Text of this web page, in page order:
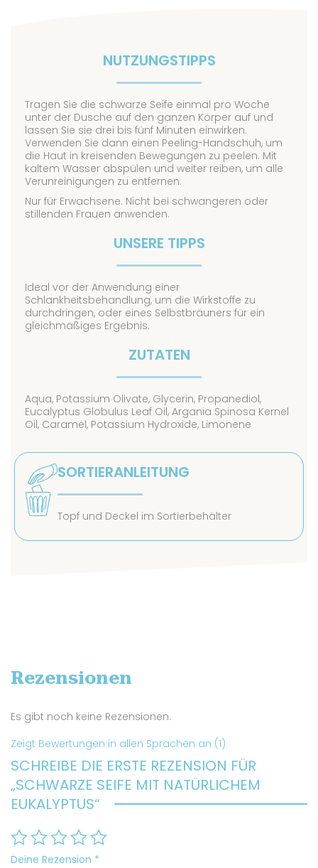
NUTZUNGSTIPPS
Tragen Sie die schwarze Seife einmal pro Woche
unter der Dusche auf den ganzen Körper auf und
lassen Sie sie drei bis fünf Minuten einwirken.
Verwenden Sie dann einen Peeling-Handschuh, um
die Haut in kreisenden Bewegungen zu peelen. Mit
kaltem Wasser abspülen und weiter reiben, um alle
Verunreinigungen zu entfernen.
Nur für Erwachsene. Nicht bei schwangeren oder
stillenden Frauen anwenden.
UNSERE TIPPS
Ideal vor der Anwendung einer
Schlankheitsbehandlung, um die Wirkstoffe zu
durchdringen, oder eines Selbstbräuners für ein
gleichmäßiges Ergebnis.
ZUTATEN
Aqua, Potassium Olivate, Glycerin, Propanediol,
Eucalyptus Globulus Leaf Oil, Argania Spinosa Kernel
Oil, Caramel, Potassium Hydroxide, Limonene
SORTIERANLEITUNG
Topf und Deckel im Sortierbehälter
Rezensionen
Es gibt noch keine Rezensionen.
Zeigt Bewertungen in allen Sprachen an (1)
SCHREIBE DIE ERSTE REZENSION FÜR
„SCHWARZE SEIFE MIT NATÜRLICHEM
EUKALYPTUS“
Deine Rezension *